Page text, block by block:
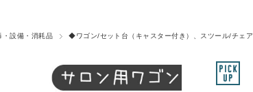
設備・消耗品
◆ワゴン/セット台（キャスター付き）、スツール/チェア